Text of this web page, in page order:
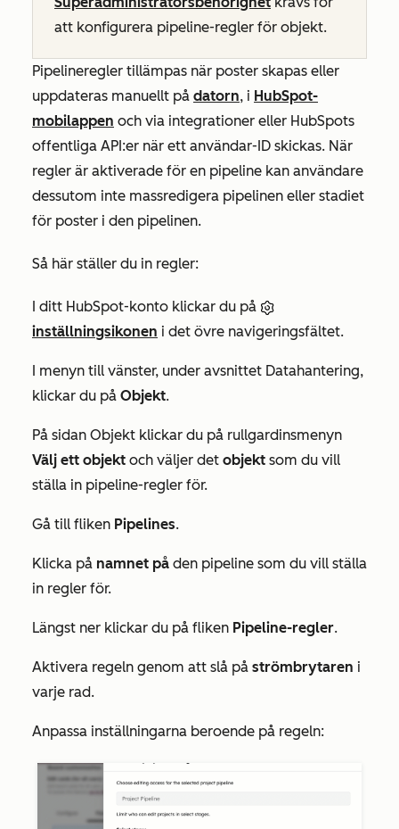
att konfigurera pipeline-regler för objekt.
Pipelineregler tillämpas när poster skapas eller
uppdateras manuellt på datorn, i HubSpot-
mobilappen och via integrationer eller HubSpots
offentliga API:er när ett användar-ID skickas. När
regler är aktiverade för en pipeline kan användare
dessutom inte massredigera pipelinen eller stadiet
för poster i den pipelinen.
Så här ställer du in regler:
I ditt HubSpot-konto klickar du på
inställningsikonen i det övre navigeringsfältet.
I menyn till vänster, under avsnittet Datahantering,
klickar du på Objekt.
På sidan Objekt klickar du på rullgardinsmenyn
Välj ett objekt och väljer det objekt som du vill
ställa in pipeline-regler för.
Gå till fliken Pipelines.
Klicka på namnet på den pipeline som du vill ställa
in regler för.
Längst ner klickar du på fliken Pipeline-regler.
Aktivera regeln genom att slå på strömbrytaren i
varje rad.
Anpassa inställningarna beroende på regeln: